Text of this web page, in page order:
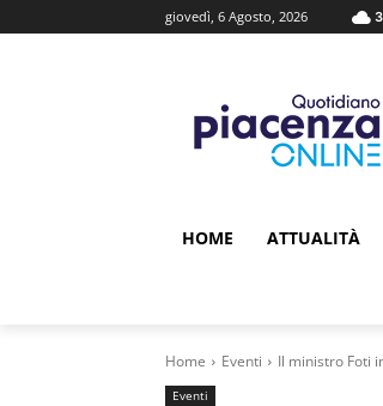
giovedì, 6 Agosto, 2026
HOME ATTUALITÀ
Home Eventi Il ministro Foti
Eventi